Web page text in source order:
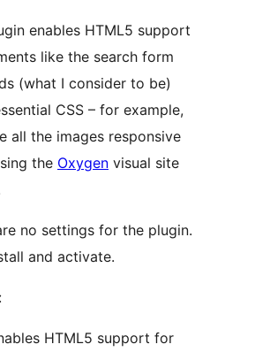
enables HTML5 support
like the search form
(what I consider to be)
CSS – for example,
all the images responsive
the Oxygen visual site
no settings for the plugin.
and activate.
HTML5 support for